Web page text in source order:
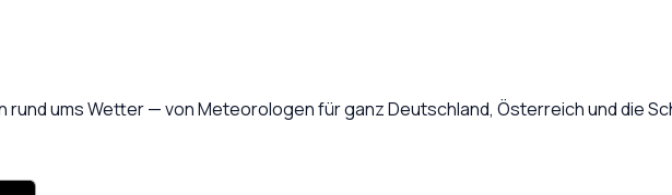
ums Wetter — von Meteorologen für ganz Deutschland, Österreich und die